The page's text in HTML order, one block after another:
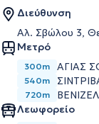
Διεύθυνση
Αλ. Σβώλου 3,
Μετρό
300m ΑΓΊΑΣ
540m
720m
Λεωφορείο